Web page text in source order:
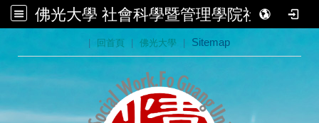
佛光大學 社會科學暨管理學院社會學系
| 回首頁 | 佛光大學 | Sitemap